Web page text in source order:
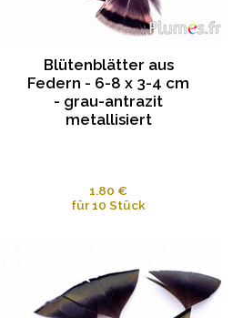
Blütenblätter aus
Federn - 6-8 x 3-4 cm
- grau-antrazit
metallisiert
1.80 €
für 10 Stück